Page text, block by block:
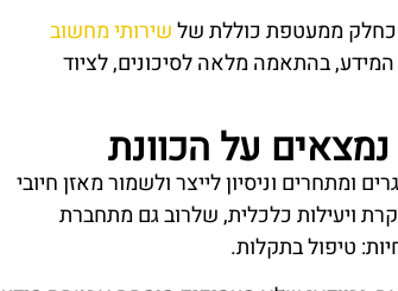
כחלק ממעטפת כוללת שלשירותי מחשוב
בהתאמה מלאה לסיכונים, לציוד
על הכוונת
ומתחרים וניסיון לייצר ולשמור מאזן חיובי
ויעילות כלכלית, שלרוב גם מתחברת
טיפול בתקלות.